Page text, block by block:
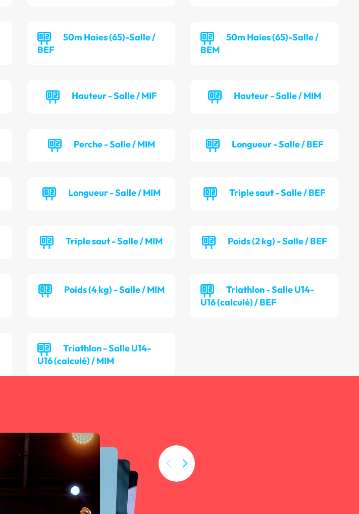
50m Haies (65)-Salle /
BEF
50m Haies (65)-Salle /
BEM
Hauteur - Salle / MIF Hauteur - Salle / MIM
Perche - Salle / MIM Longueur - Salle / BEF
Longueur - Salle / MIM Triple saut - Salle / BEF
Triple saut - Salle / MIM Poids (2 kg) - Salle / BEF
Poids (4 kg) - Salle / MIM
Triathlon - Salle U14-
U16 (calculé) / BEF
Triathlon - Salle U14-
U16 (calculé) / MIM